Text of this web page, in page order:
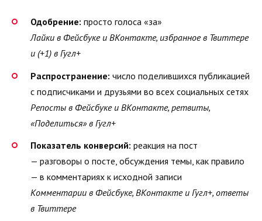
Одобрение: просто голоса «за»
Лайки в Фейсбуке и ВКонтакте, избранное в Твиттере
и (+1) в Гугл+
Распространение: число поделившихся публикацией
с подписчиками и друзьями во всех социальных сетях
Репосты в Фейсбуке и ВКонтакте, ретвиты,
«Поделиться» в Гугл+
Показатель конверсий: реакция на пост
— разговоры о посте, обсуждения темы, как правило
— в комментариях к исходной записи
Комментарии в Фейсбуке, ВКонтакте и Гугл+, ответы
в Твиттере